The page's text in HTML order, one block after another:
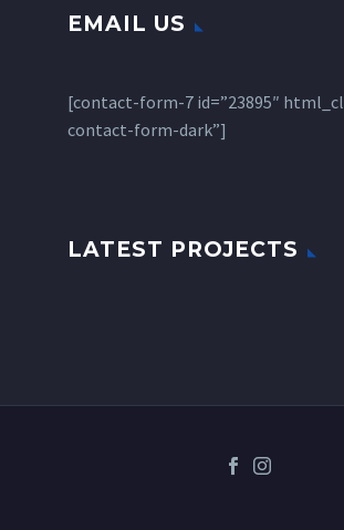
EMAIL US
[contact-form-7 id=”23895″
contact-form-dark”]
LATEST PROJECTS